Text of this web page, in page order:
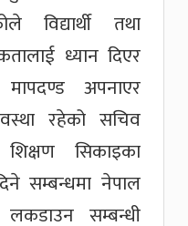
तथा
ध्यान दिएर
अपनाएर
रहेको सचिव
सिकाइका
सम्बन्धमा नेपाल
लकडाउन सम्बन्धी